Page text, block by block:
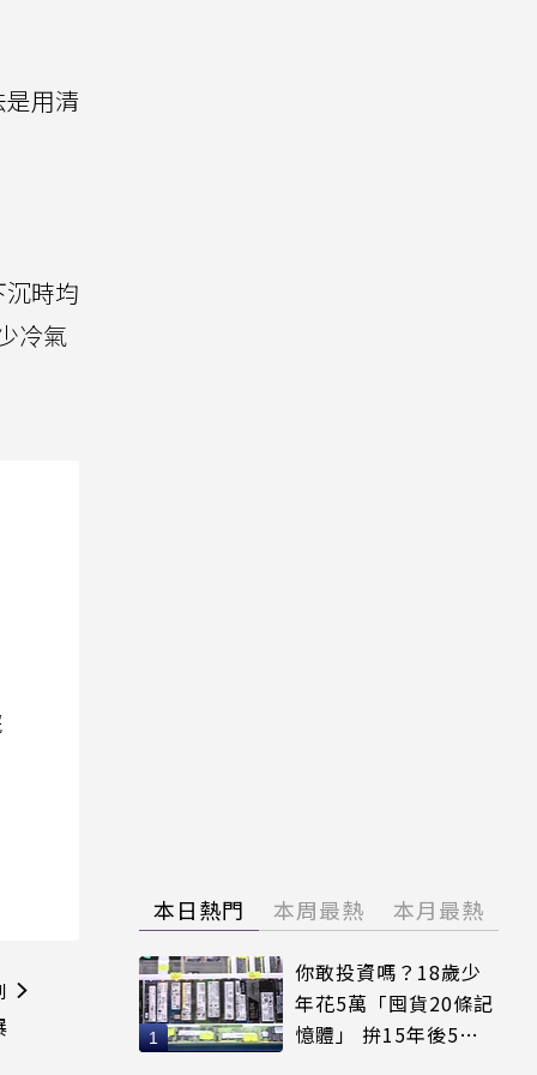
用清
時均
冷氣
本日熱門 本周最熱 本月最熱
你敢投資嗎？18歲少
年花5萬「囤貨20條記
憶體」 拚15年後5倍